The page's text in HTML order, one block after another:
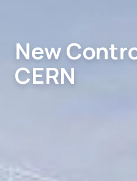
New
CERN